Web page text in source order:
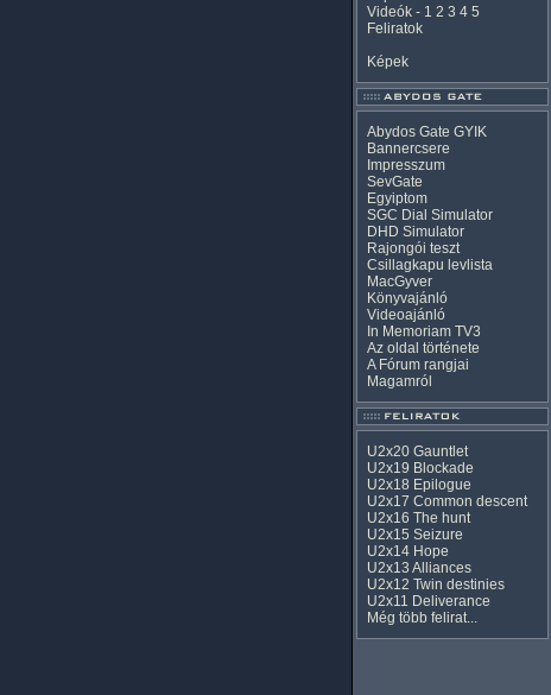
Videók - 1 2 3 4 5
Feliratok
Képek
Abydos Gate GYIK
Bannercsere
Impresszum
SevGate
Egyiptom
SGC Dial Simulator
DHD Simulator
Rajongói teszt
Csillagkapu levlista
MacGyver
Könyvajánló
Videoajánló
In Memoriam TV3
Az oldal története
A Fórum rangjai
Magamról
U2x20 Gauntlet
U2x19 Blockade
U2x18 Epilogue
U2x17 Common descent
U2x16 The hunt
U2x15 Seizure
U2x14 Hope
U2x13 Alliances
U2x12 Twin destinies
U2x11 Deliverance
Még több felirat...